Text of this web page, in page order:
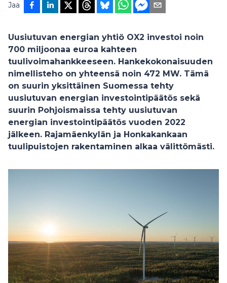
Jaa
Uusiutuvan energian yhtiö OX2 investoi noin
700 miljoonaa euroa kahteen
tuulivoimahankkeeseen. Hankekokonaisuuden
nimellisteho on yhteensä noin 472 MW. Tämä
on suurin yksittäinen Suomessa tehty
uusiutuvan energian investointipäätös sekä
suurin Pohjoismaissa tehty uusiutuvan
energian investointipäätös vuoden 2022
jälkeen. Rajamäenkylän ja Honkakankaan
tuulipuistojen rakentaminen alkaa välittömästi.